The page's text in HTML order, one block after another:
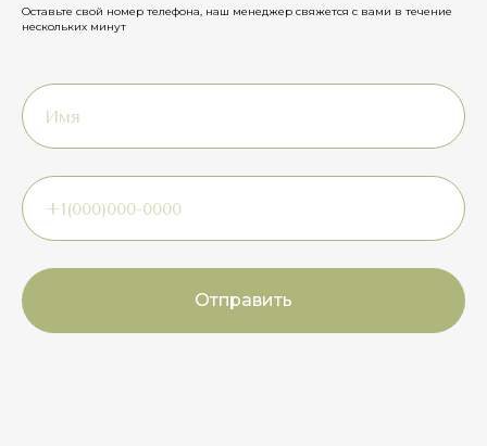
Оставьте свой номер телефона, наш менеджер свяжется с вами в течение
нескольких минут
Отправить